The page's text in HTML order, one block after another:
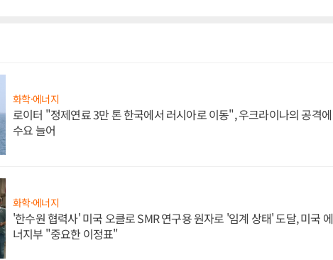
화학·에너지
로이터 "정제연료 3만 톤 한국에서 러시아로 이동", 우크라이나의 공격에
수요 늘어
화학·에너지
'한수원 협력사' 미국 오클로 SMR 연구용 원자로 '임계 상태' 도달, 미국 에
너지부 "중요한 이정표"